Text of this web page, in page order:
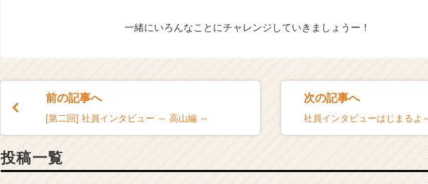
一緒にいろんなことにチャレンジしていきましょうー！
前の記事へ
[第二回] 社員インタビュー ～ 高山編 ～
次の記事へ
社員インタビューはじまるよ
投稿一覧